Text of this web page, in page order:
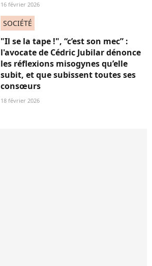
16 février 2026
SOCIÉTÉ
"Il se la tape !", “c’est son mec” :
l'avocate de Cédric Jubilar dénonce
les réflexions misogynes qu’elle
subit, et que subissent toutes ses
consœurs
18 février 2026